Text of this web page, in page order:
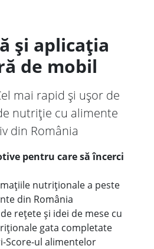
și aplicația
de mobil
mai rapid și ușor de
nutriție cu alimente
din România
pentru care să încerci
nutriționale a peste
din România
rețete și idei de mese cu
gata completate
Score-ul alimentelor